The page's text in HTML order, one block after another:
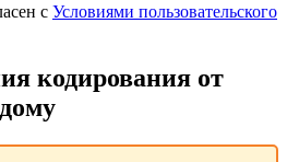
с Условиями пользовательского
кодирования от